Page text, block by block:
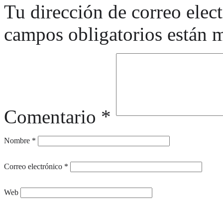
Tu dirección de correo
campos obligatorios están
Comentario *
Nombre *
Correo electrónico *
Web